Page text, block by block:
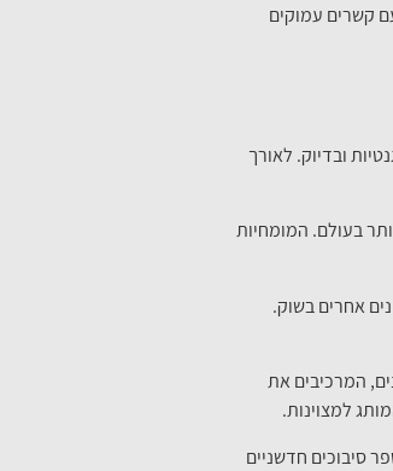
קשרים עמוקים
ובדיוק. לאורך
בעולם. המומחיות
אחרים בשוק.
המרכיבים את
למצוינות.
סיבוכים חדשניים